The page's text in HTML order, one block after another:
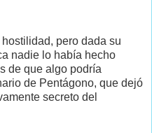
pero dada su
nadie lo había hecho
de que algo podría
de Pentágono, que dejó
secreto del